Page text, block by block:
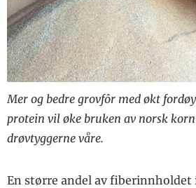
Mer og bedre grovfôr med økt
protein vil øke bruken av norsk
drøvtyggerne våre.
En større andel av fiberinnholdet